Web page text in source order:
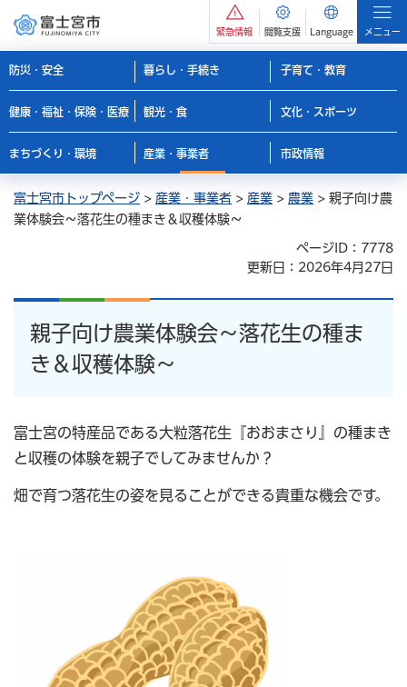
緊急情報 閲覧支援 Language メニュー
防災・安全 暮らし・手続き 子育て・教育
健康・福祉・保険・医療 観光・食 文化・スポーツ
まちづくり・環境 産業・事業者 市政情報
富士宮市トップページ > 産業・事業者 > 産業 > 農業 > 親子向け農
業体験会～落花生の種まき＆収穫体験～
ページID：7778
更新日：2026年4月27日
親子向け農業体験会～落花生の種ま
き＆収穫体験～
富士宮の特産品である大粒落花生『おおまさり』の種まき
と収穫の体験を親子でしてみませんか？
畑で育つ落花生の姿を見ることができる貴重な機会です。